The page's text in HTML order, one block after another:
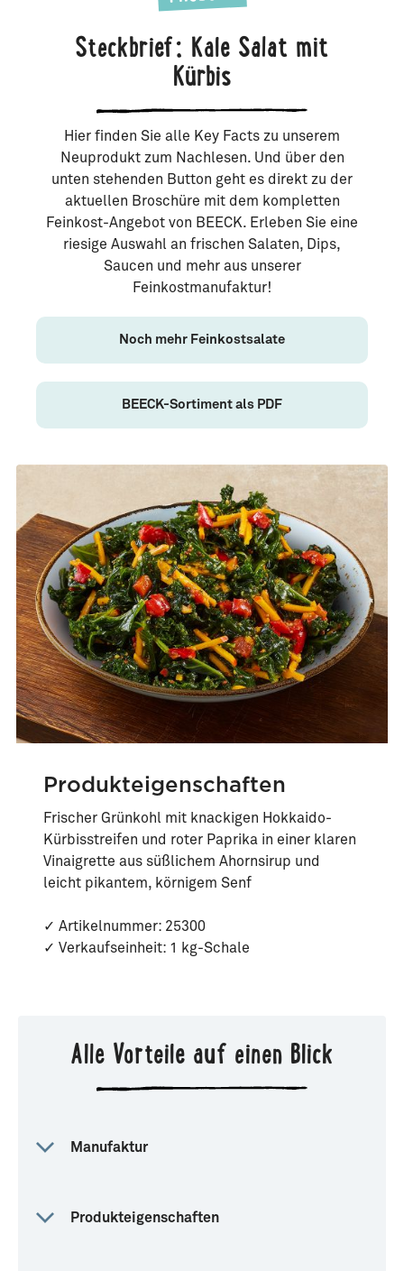
Steckbrief: Kale Salat mit
Kürbis
Hier finden Sie alle Key Facts zu unserem
Neuprodukt zum Nachlesen. Und über den
unten stehenden Button geht es direkt zu der
aktuellen Broschüre mit dem kompletten
Feinkost-Angebot von BEECK. Erleben Sie eine
riesige Auswahl an frischen Salaten, Dips,
Saucen und mehr aus unserer
Feinkostmanufaktur!
Noch mehr Feinkostsalate
BEECK-Sortiment als PDF
Produkteigenschaften
Frischer Grünkohl mit knackigen Hokkaido-
Kürbisstreifen und roter Paprika in einer klaren
Vinaigrette aus süßlichem Ahornsirup und
leicht pikantem, körnigem Senf
✓ Artikelnummer: 25300
✓ Verkaufseinheit: 1 kg-Schale
Alle Vorteile auf einen Blick
Manufaktur
Produkteigenschaften